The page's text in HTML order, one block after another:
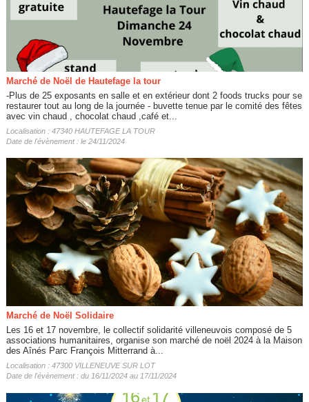
Marché de Noël de Hautefage la tour
-Plus de 25 exposants en salle et en extérieur dont 2 foods trucks pour se
restaurer tout au long de la journée - buvette tenue par le comité des fêtes
avec vin chaud , chocolat chaud ,café et...
Localisation : 47340 HAUTEFAGE LA TOUR
Date de l'évènement : le 24/11/2024
Marché de Noël Solidaire
Les 16 et 17 novembre, le collectif solidarité villeneuvois composé de 5
associations humanitaires, organise son marché de noël 2024 à la Maison
des Aînés Parc François Mitterrand à...
Localisation : 47300 VILLENEUVE SUR LOT
Date de l'évènement : du 16/11/2024 au 17/11/2024